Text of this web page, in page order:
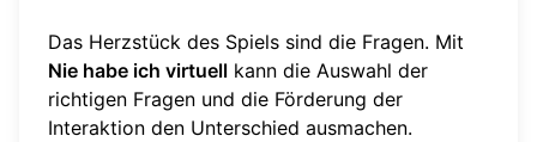
Das Herzstück des Spiels sind die Fragen. Mit
Nie habe ich virtuell kann die Auswahl der
richtigen Fragen und die Förderung der
Interaktion den Unterschied ausmachen.